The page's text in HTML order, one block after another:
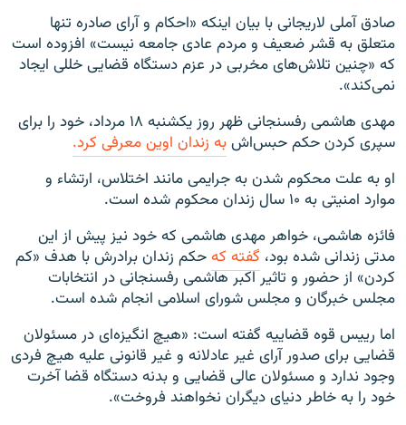
صادق آملی لاريجانی با بيان اينکه «احکام و آرای صادره تنها
متعلق به قشر ضعيف و مردم عادی جامعه نيست» افزوده است
که «چنين تلاش‌های مخربی در عزم دستگاه قضايی خللی ايجاد
نمی‌کند».
مهدی هاشمی رفسنجانی ظهر روز يکشنبه ۱۸ مرداد، خود را برای
سپری کردن حکم حبس‌اشبه زندان اوين معرفی کرد.
او به علت محکوم شدن به جرايمی مانند اختلاس، ارتشاء و
موارد امنيتی به ۱۰ سال زندان محکوم شده است.
فائزه هاشمی، خواهر مهدی هاشمی که خود نيز پيش از اين
مدتی زندانی شده بود، گفته کهحکم زندان برادرش با هدف «کم
کردن» از حضور و تاثير اکبر هاشمی رفسنجانی در انتخابات
مجلس خبرگان و مجلس شورای اسلامی انجام شده است.
اما رییس قوه قضاییه گفته است: «هیچ انگیزه‌ای در مسئولان
قضایی برای صدور آرای غیر عادلانه و غیر قانونی علیه هیچ فردی
وجود ندارد و مسئولان عالی قضایی و بدنه دستگاه قضا آخرت
خود را به خاطر دنیای دیگران نخواهند فروخت».